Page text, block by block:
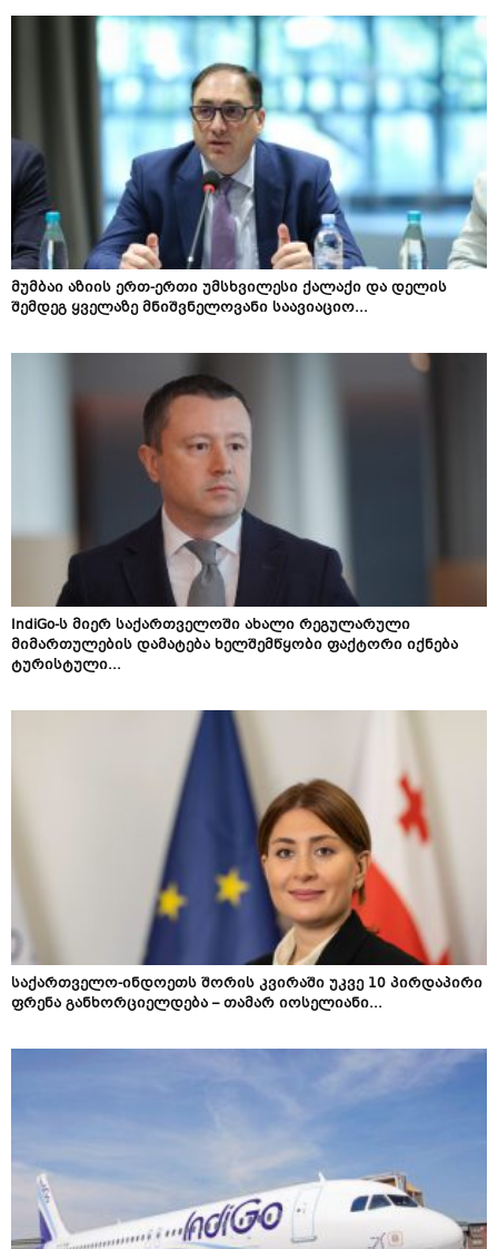
მუმბაი აზიის ერთ-ერთი უმსხვილესი ქალაქი და დელის
შემდეგ ყველაზე მნიშვნელოვანი საავიაციო...
IndiGo-ს მიერ საქართველოში ახალი რეგულარული
მიმართულების დამატება ხელშემწყობი ფაქტორი იქნება
ტურისტული...
საქართველო-ინდოეთს შორის კვირაში უკვე 10 პირდაპირი
ფრენა განხორციელდება – თამარ იოსელიანი...